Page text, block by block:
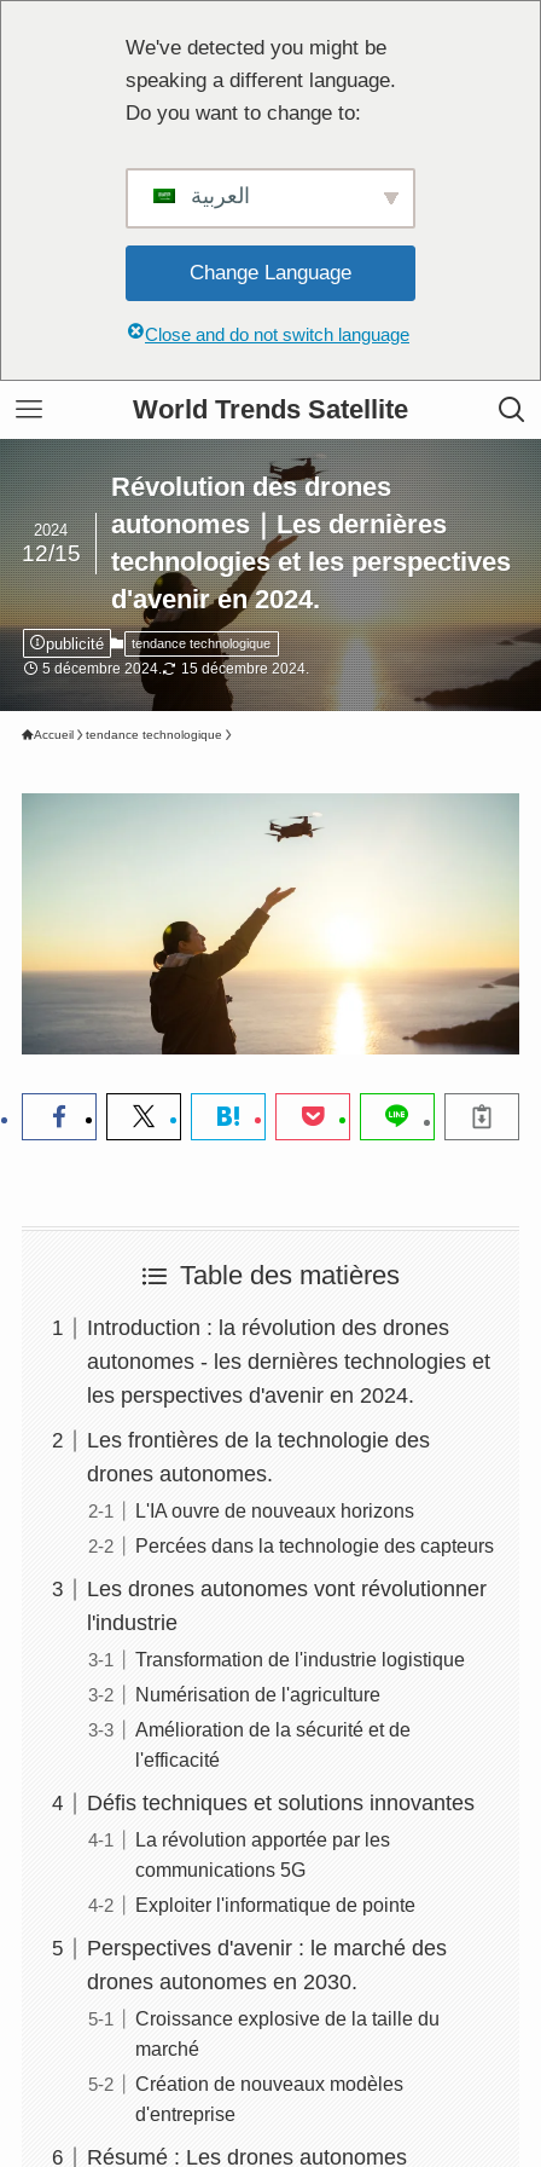
We've detected you might be
speaking a different language.
Do you want to change to:
العربية
Change Language
Close and do not switch language
World Trends Satellite
Révolution des drones
autonomes｜Les dernières
technologies et les perspectives
d'avenir en 2024.
2024
12/15
publicité tendance technologique
5 décembre 2024. 15 décembre 2024.
Accueil tendance technologique
Table des matières
Introduction : la révolution des drones
autonomes - les dernières technologies et
les perspectives d'avenir en 2024.
Les frontières de la technologie des
drones autonomes.
L'IA ouvre de nouveaux horizons
Percées dans la technologie des capteurs
Les drones autonomes vont révolutionner
l'industrie
Transformation de l'industrie logistique
Numérisation de l'agriculture
Amélioration de la sécurité et de
l'efficacité
Défis techniques et solutions innovantes
La révolution apportée par les
communications 5G
Exploiter l'informatique de pointe
Perspectives d'avenir : le marché des
drones autonomes en 2030.
Croissance explosive de la taille du
marché
Création de nouveaux modèles
d'entreprise
Résumé : Les drones autonomes